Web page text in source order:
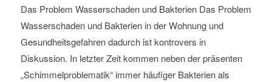
Das Problem Wasserschaden und Bakterien Das Problem
Wasserschaden und Bakterien in der Wohnung und
Gesundheitsgefahren dadurch ist kontrovers in
Diskussion. In letzter Zeit kommen neben der präsenten
„Schimmelproblematik“ immer häufiger Bakterien als